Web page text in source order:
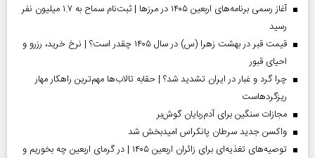
آغاز رسمی برنامه‌های اربعین ۱۴۰۵ در مرز‌ها | ثبت‌نام سماح به ۱.۷ میلیون نفر
رسید
قیمت قبر در بهشت زهرا (س) در سال ۱۴۰۵ چقدر است؟ | نرخ خرید، رزرو و
احیای قبور
چرا گرد و غبار در ایران تشدید شد؟ | حقابه تالاب‌ها مهم‌ترین راهکار مهار
ریزگردهاست
مجازات سنگین برای آدم‌ربایان گوش‌بر
واکسن جدید سرطان پانکراس امیدبخش شد
توصیه‌های تغذیه‌ای برای زائران اربعین ۱۴۰۵ | در گرمای اربعین چه بخوریم و